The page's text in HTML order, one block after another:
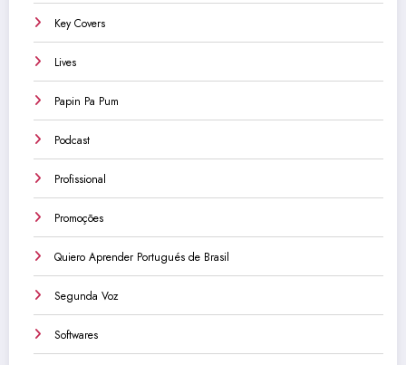
Key Covers
Lives
Papin Pa Pum
Podcast
Profissional
Promoções
Quiero Aprender Portugués de Brasil
Segunda Voz
Softwares